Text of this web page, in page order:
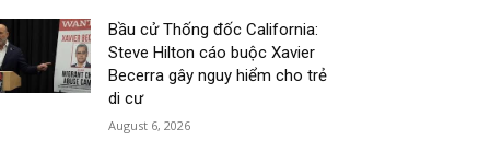
Bầu cử Thống đốc California:
Steve Hilton cáo buộc Xavier
Becerra gây nguy hiểm cho trẻ
di cư
August 6, 2026